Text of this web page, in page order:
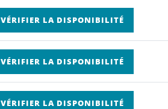
VÉRIFIER LA DISPONIBILITÉ
VÉRIFIER LA DISPONIBILITÉ
VÉRIFIER LA DISPONIBILITÉ